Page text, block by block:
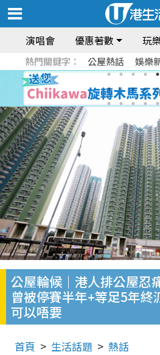
演唱會 優惠著數 玩
熱門關鍵字： 公屋熱話 娛樂
公屋輪候｜港人排公屋忍
曾被停賽半年+等足5年終
可以唔要
首頁 生活話題 熱話